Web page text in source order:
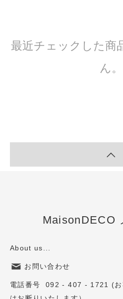
最近チェックした商
ん。
MaisonDECO
About us...
お問い合わせ
電話番号 092 - 407 - 1721 (お